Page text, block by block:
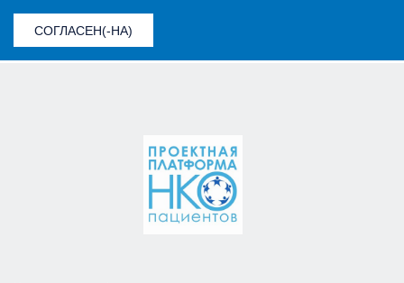
СОГЛАСЕН(-НА)